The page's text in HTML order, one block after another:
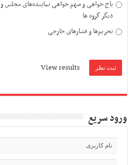
باج خواهی و سهم خواهی نماینده‌های مجلس و
دیگر گروه ها
تحریم‌ها و فشارهای خارجی
View results
ورود سریع